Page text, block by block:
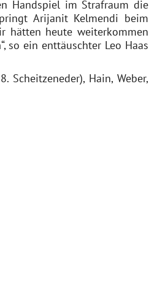
Handspiel im Strafraum die
Arijanit Kelmendi beim
hätten heute weiterkommen
so ein enttäuschter Leo Haas
Scheitzeneder), Hain, Weber,